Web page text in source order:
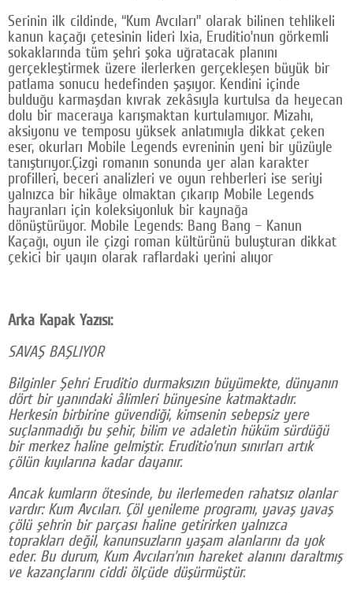
Serinin ilk cildinde, “Kum Avcıları” olarak bilinen tehlikeli
kanun kaçağı çetesinin lideri Ixia, Eruditio’nun görkemli
sokaklarında tüm şehri şoka uğratacak planını
gerçekleştirmek üzere ilerlerken gerçekleşen büyük bir
patlama sonucu hedefinden şaşıyor. Kendini içinde
bulduğu karmaşdan kıvrak zekâsıyla kurtulsa da heyecan
dolu bir maceraya karışmaktan kurtulamıyor. Mizahı,
aksiyonu ve temposu yüksek anlatımıyla dikkat çeken
eser, okurları Mobile Legends evreninin yeni bir yüzüyle
tanıştırıyor.Çizgi romanın sonunda yer alan karakter
profilleri, beceri analizleri ve oyun rehberleri ise seriyi
yalnızca bir hikâye olmaktan çıkarıp Mobile Legends
hayranları için koleksiyonluk bir kaynağa
dönüştürüyor. Mobile Legends: Bang Bang – Kanun
Kaçağı, oyun ile çizgi roman kültürünü buluşturan dikkat
çekici bir yayın olarak raflardaki yerini alıyor
Arka Kapak Yazısı:
SAVAŞ BAŞLIYOR
Bilginler Şehri Eruditio durmaksızın büyümekte, dünyanın
dört bir yanındaki âlimleri bünyesine katmaktadır.
Herkesin birbirine güvendiği, kimsenin sebepsiz yere
suçlanmadığı bu şehir, bilim ve adaletin hüküm sürdüğü
bir merkez haline gelmiştir. Eruditio’nun sınırları artık
çölün kıyılarına kadar dayanır.
Ancak kumların ötesinde, bu ilerlemeden rahatsız olanlar
vardır: Kum Avcıları. Çöl yenileme programı, yavaş yavaş
çölü şehrin bir parçası haline getirirken yalnızca
toprakları değil, kanunsuzların yaşam alanlarını da yok
eder. Bu durum, Kum Avcıları’nın hareket alanını daraltmış
ve kazançlarını ciddi ölçüde düşürmüştür.